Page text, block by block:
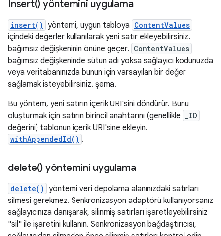
Insert() yöntemini uygulama
insert() yöntemi, uygun tabloya ContentValues
içindeki değerler kullanılarak yeni satır ekleyebilirsiniz.
bağımsız değişkeninin önüne geçer. ContentValues
bağımsız değişkeninde sütun adı yoksa sağlayıcı kodunuzda
veya veritabanınızda bunun için varsayılan bir değer
sağlamak isteyebilirsiniz. şema.
Bu yöntem, yeni satırın içerik URI'sini döndürür. Bunu
oluşturmak için satırın birincil anahtarını (genellikle
_ID
değerini) tablonun içerik URI'sine ekleyin.
withAppendedId() .
delete() yöntemini uygulama
delete() yöntemi veri depolama alanınızdaki satırları
silmesi gerekmez. Senkronizasyon adaptörü kullanıyorsanız
sağlayıcınıza danışarak, silinmiş satırları işaretleyebilirsiniz
"sil" ile işaretini kullanın. Senkronizasyon bağdaştırıcısı,